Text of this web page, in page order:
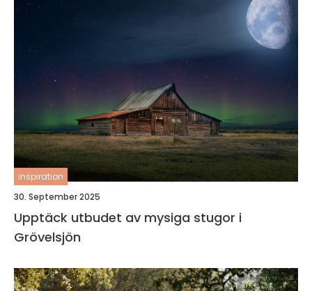
inspiration
30. September 2025
Upptäck utbudet av mysiga stugor i
Grövelsjön